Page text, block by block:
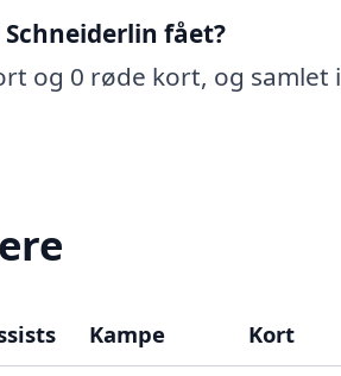
fået?
og 0 røde kort, og samlet i
Kampe Kort